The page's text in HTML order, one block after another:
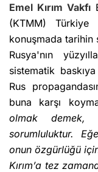
Emel Kırım Vakfı
(KTMM) Türkiye
konuşmada tarihin
Rusya'nın
sistematik
Rus
buna karşı
olmak
sorumluluktur.
onun özgürlüğü
Kırım’a tez